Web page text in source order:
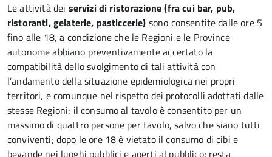
Le attività dei servizi di ristorazione (fra cui bar, pub,
ristoranti, gelaterie, pasticcerie) sono consentite dalle ore 5
fino alle 18, a condizione che le Regioni e le Province
autonome abbiano preventivamente accertato la
compatibilità dello svolgimento di tali attività con
l’andamento della situazione epidemiologica nei propri
territori, e comunque nel rispetto dei protocolli adottati dalle
stesse Regioni; il consumo al tavolo è consentito per un
massimo di quattro persone per tavolo, salvo che siano tutti
conviventi; dopo le ore 18 è vietato il consumo di cibi e
bevande nei luoghi pubblici e aperti al pubblico; resta